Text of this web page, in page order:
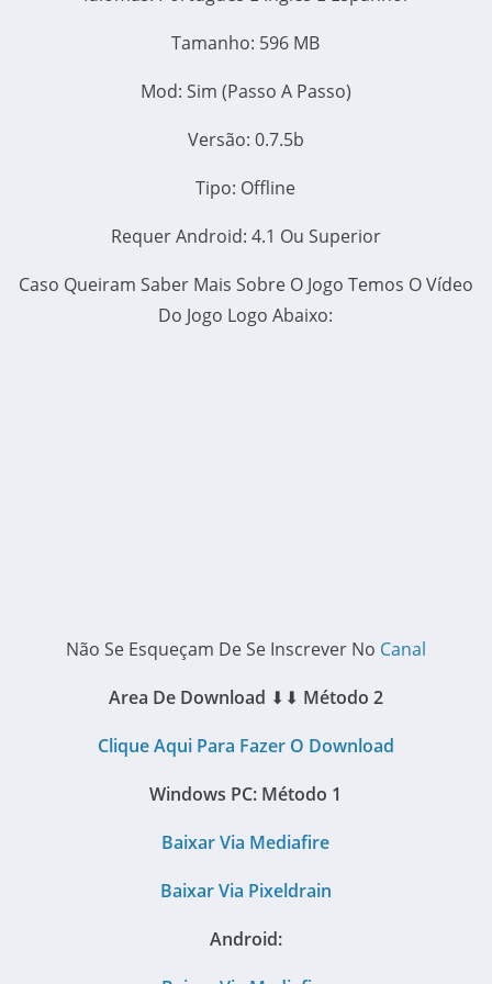
Tamanho: 596 MB
Mod: Sim (Passo A Passo)
Versão: 0.7.5b
Tipo: Offline
Requer Android: 4.1 Ou Superior
Caso Queiram Saber Mais Sobre O Jogo Temos O Vídeo
Do Jogo Logo Abaixo:
Não Se Esqueçam De Se Inscrever No Canal
Area De Download ⬇⬇ Método 2
Clique Aqui Para Fazer O Download
Windows PC: Método 1
Baixar Via Mediafire
Baixar Via Pixeldrain
Android: